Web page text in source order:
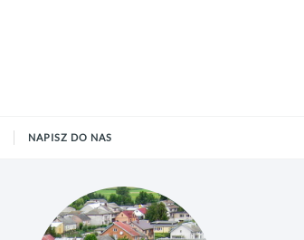
NAPISZ DO NAS